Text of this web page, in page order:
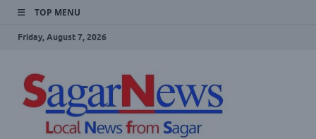
TOP MENU
Friday, August 7, 2026